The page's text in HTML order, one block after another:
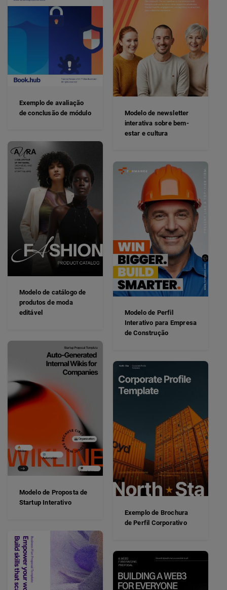
Exemplo de avaliação
de conclusão de módulo
Modelo de newsletter
interativa sobre bem-
estar e cultura
Modelo de catálogo de
produtos de moda
editável
Modelo de Perfil
Interativo para Empresa
de Construção
Modelo de Proposta de
Startup Interativo
Exemplo de Brochura
de Perfil Corporativo